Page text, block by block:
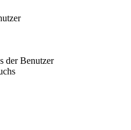
der Benutzer